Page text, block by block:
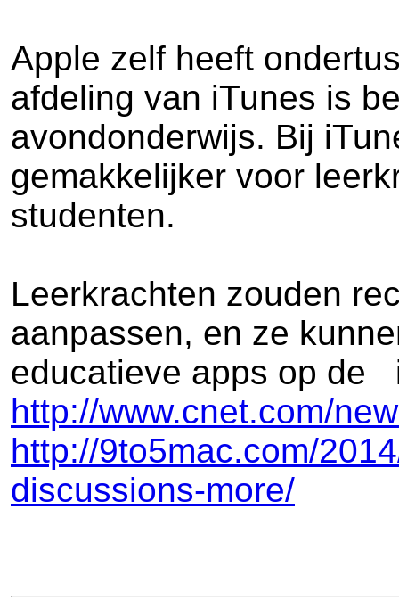
Apple zelf heeft
afdeling van iTunes is
avondonderwijs. Bij
gemakkelijker voor
studenten.
Leerkrachten zouden
aanpassen, en ze
educatieve apps op de
http://www.cnet.com/
http://9to5mac.com/
discussions-more/